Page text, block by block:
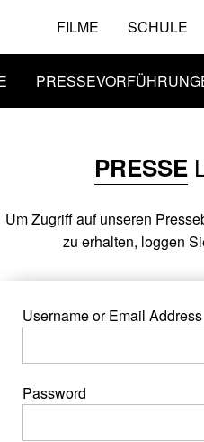
FILME SCHULE
PRESSE
Um Zugriff auf unseren
zu erhalten, loggen
Username or Email Address
Password